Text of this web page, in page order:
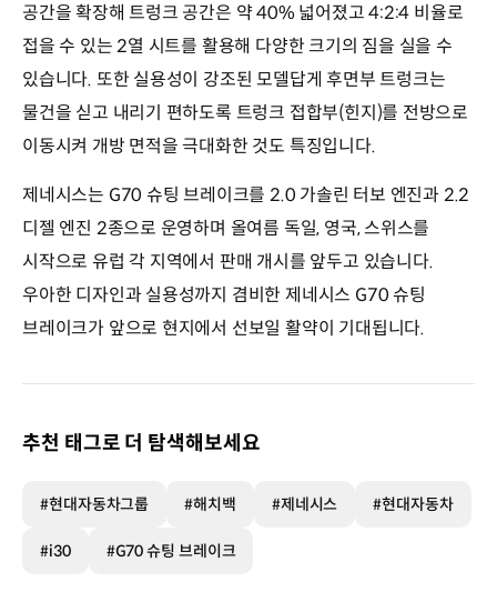
공간을 확장해 트렁크 공간은 약 40% 넓어졌고 4:2:4 비율로
접을 수 있는 2열 시트를 활용해 다양한 크기의 짐을 실을 수
있습니다. 또한 실용성이 강조된 모델답게 후면부 트렁크는
물건을 싣고 내리기 편하도록 트렁크 접합부(힌지)를 전방으로
이동시켜 개방 면적을 극대화한 것도 특징입니다.
제네시스는 G70 슈팅 브레이크를 2.0 가솔린 터보 엔진과 2.2
디젤 엔진 2종으로 운영하며 올여름 독일, 영국, 스위스를
시작으로 유럽 각 지역에서 판매 개시를 앞두고 있습니다.
우아한 디자인과 실용성까지 겸비한 제네시스 G70 슈팅
브레이크가 앞으로 현지에서 선보일 활약이 기대됩니다.
추천 태그로 더 탐색해보세요
#현대자동차그룹 #해치백 #제네시스 #현대자동차
#i30 #G70 슈팅 브레이크